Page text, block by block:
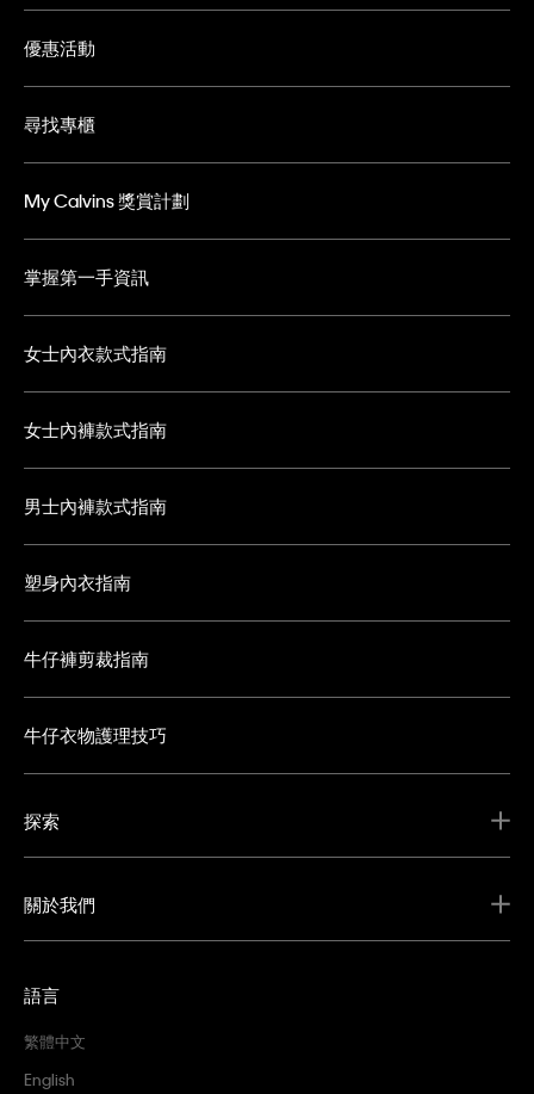
優惠活動
尋找專櫃
My Calvins 獎賞計劃
掌握第一手資訊
女士內衣款式指南
女士內褲款式指南
男士內褲款式指南
塑身內衣指南
牛仔褲剪裁指南
牛仔衣物護理技巧
探索
關於我們
語言
繁體中文
English